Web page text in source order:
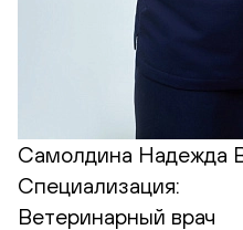
Самолдина Надежда
Специализация:
Ветеринарный врач